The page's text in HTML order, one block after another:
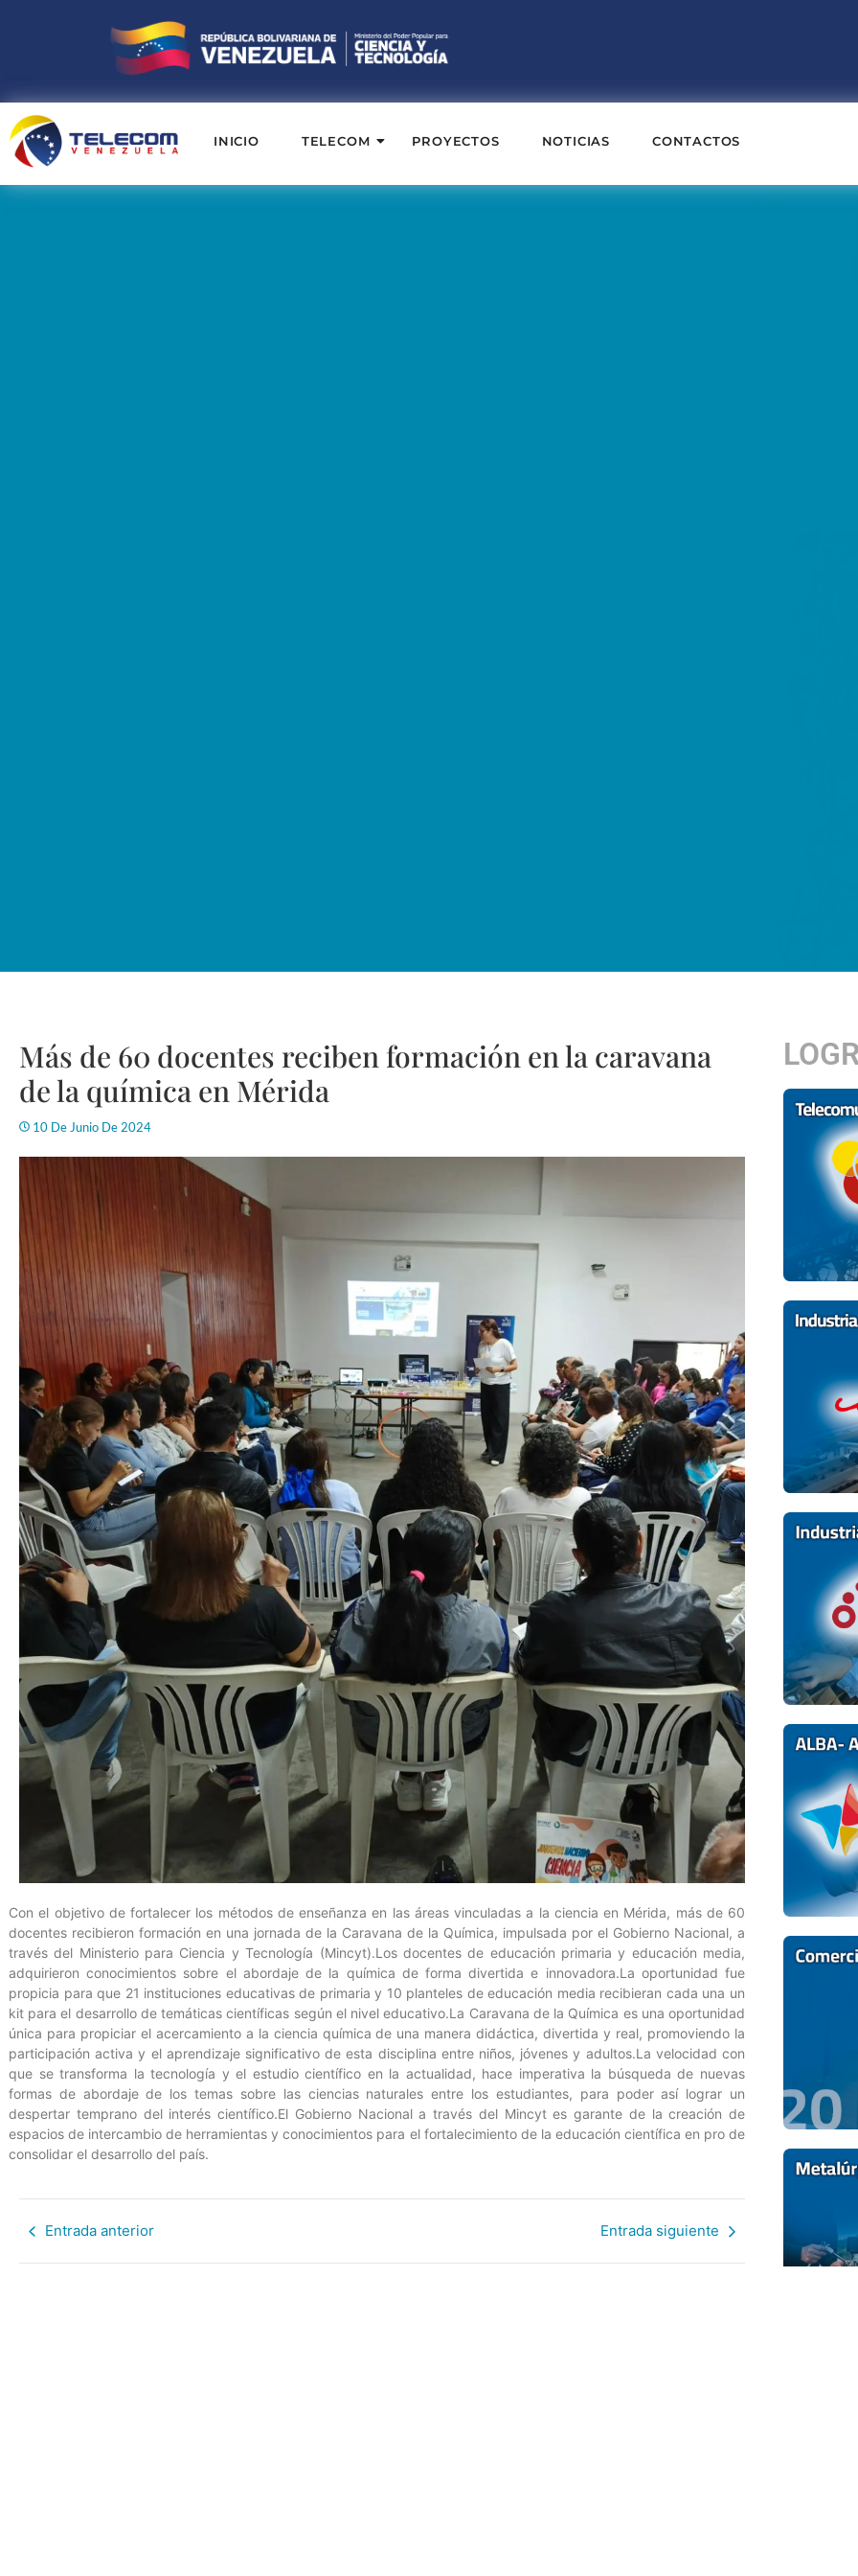
INICIO TELECOM PROYECTOS NOTICIAS CONTACTOS
Más de 60 docentes reciben formación en la caravana
de la química en Mérida
10 De Junio De 2024
Con el objetivo de fortalecer los métodos de enseñanza en las áreas vinculadas a la ciencia en Mérida, más de 60
docentes recibieron formación en una jornada de la Caravana de la Química, impulsada por el Gobierno Nacional, a
través del Ministerio para Ciencia y Tecnología (Mincyt).Los docentes de educación primaria y educación media,
adquirieron conocimientos sobre el abordaje de la química de forma divertida e innovadora.La oportunidad fue
propicia para que 21 instituciones educativas de primaria y 10 planteles de educación media recibieran cada una un
kit para el desarrollo de temáticas científicas según el nivel educativo.La Caravana de la Química es una oportunidad
única para propiciar el acercamiento a la ciencia química de una manera didáctica, divertida y real, promoviendo la
participación activa y el aprendizaje significativo de esta disciplina entre niños, jóvenes y adultos.La velocidad con
que se transforma la tecnología y el estudio científico en la actualidad, hace imperativa la búsqueda de nuevas
formas de abordaje de los temas sobre las ciencias naturales entre los estudiantes, para poder así lograr un
despertar temprano del interés científico.El Gobierno Nacional a través del Mincyt es garante de la creación de
espacios de intercambio de herramientas y conocimientos para el fortalecimiento de la educación científica en pro de
consolidar el desarrollo del país.
Entrada anterior Entrada siguiente